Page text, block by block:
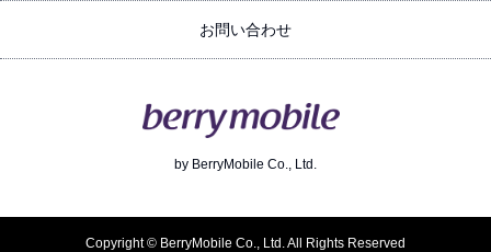
お問い合わせ
by BerryMobile Co., Ltd.
Copyright © BerryMobile Co., Ltd. All Rights Reserved